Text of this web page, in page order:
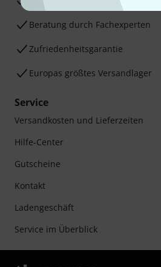
Beratung durch Fachexperten
Zufriedenheitsgarantie
Europas größtes Versandlager
Service
Versandkosten und Lieferzeiten
Hilfe-Center
Gutscheine
Kontakt
Ladengeschäft
Service im Überblick